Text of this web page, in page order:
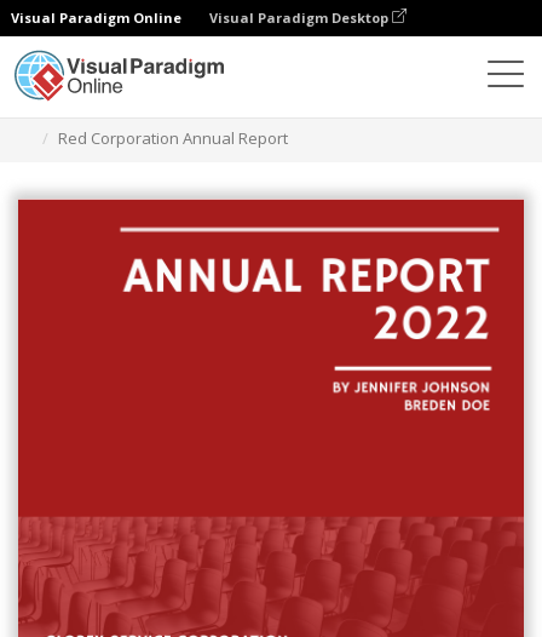
Visual Paradigm Online Visual Paradigm Desktop
Red Corporation Annual Report